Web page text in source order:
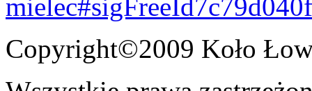
Copyright©2009 Koło